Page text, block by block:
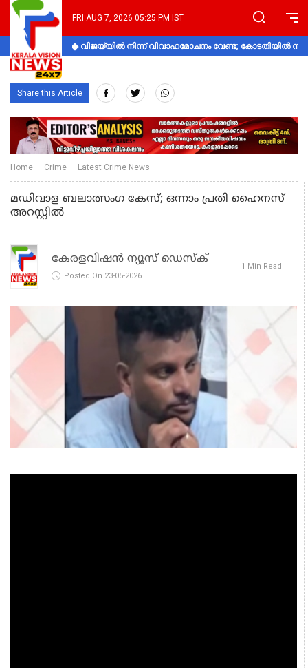
FRI AUG 7, 2026 05:25 PM IST
വിജയ്‌യിൽ നിന്ന് വിവാഹമോചനം വേണ്ട; കോടതിയിൽ
Share this Article
Home Crime Latest Crime News
മഡിവാള ബലാത്സംഗ കേസ്; ഒന്നാം പ്രതി ഹൈനസ്
അറസ്റ്റില്‍
കേരളവിഷൻ ന്യൂസ് ഡെസ്‌ക്
Posted On 23-05-2026
1 Min Read